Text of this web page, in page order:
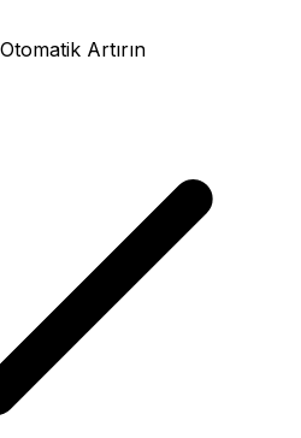
Artırın